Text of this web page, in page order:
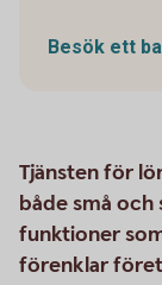
Besök ett
Tjänsten för
både små och
funktioner
förenklar